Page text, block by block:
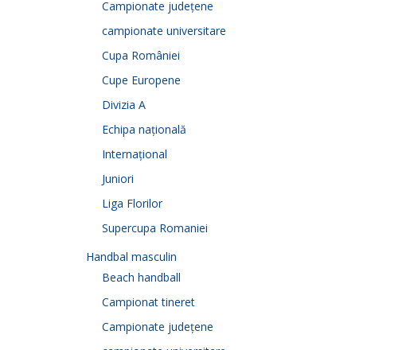
Campionate județene
campionate universitare
Cupa României
Cupe Europene
Divizia A
Echipa națională
Internațional
Juniori
Liga Florilor
Supercupa Romaniei
Handbal masculin
Beach handball
Campionat tineret
Campionate județene